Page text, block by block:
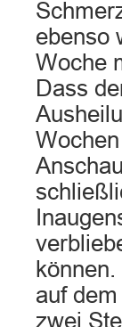
ebenso
Woche
Dass
auf
zwei